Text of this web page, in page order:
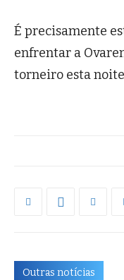
É precisamente
enfrentar a
torneiro esta
Outras notícias